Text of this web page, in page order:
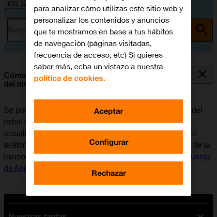
iOS 12.0
Busca por problema o tema
Cómo hacer una copia de seguridad de la memoria
del móvil en iCloud
Se puede hacer una copia de seguridad del contenido del
móvil en iCloud para que no se pierda, por ejemplo, al
actualizar el software del móvil o en caso de pérdida del
teléfono. Antes de poder hacer una copia de seguridad de la
memoria del móvil en iCloud, es necesario
activar la Cuenta
de Apple en el móvil
conectarse a una red Wi-Fi
para analizar cómo utilizas este sitio web y
personalizar los contenidos y anuncios
que te mostramos en base a tus hábitos
de navegación (páginas visitadas,
frecuencia de acceso, etc) Si quieres
saber más, echa un vistazo a nuestra
política de cookies.
Configurar
Rechazar
Aceptar